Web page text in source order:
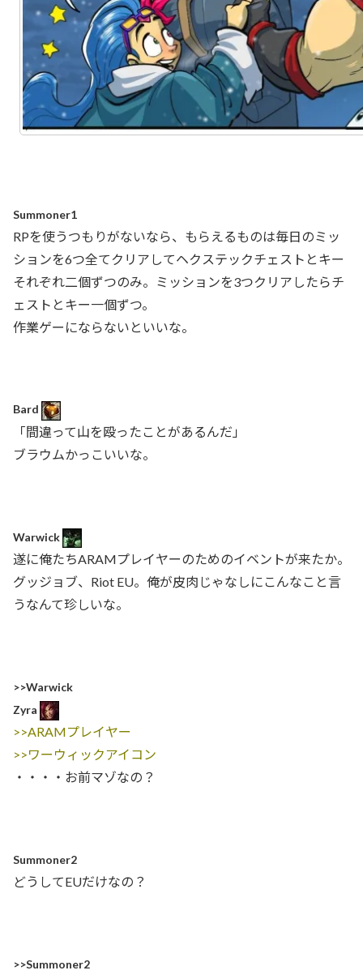
Summoner1
RPを使うつもりがないなら、もらえるものは毎日のミッ
ションを6つ全てクリアしてヘクステックチェストとキー
それぞれ二個ずつのみ。ミッションを3つクリアしたらチ
ェストとキー一個ずつ。
作業ゲーにならないといいな。
Bard
「間違って山を殴ったことがあるんだ」
ブラウムかっこいいな。
Warwick
遂に俺たちARAMプレイヤーのためのイベントが来たか。
グッジョブ、Riot EU。俺が皮肉じゃなしにこんなこと言
うなんて珍しいな。
>>Warwick
Zyra
>>ARAMプレイヤー
>>ワーウィックアイコン
・・・・お前マゾなの？
Summoner2
どうしてEUだけなの？
>>Summoner2